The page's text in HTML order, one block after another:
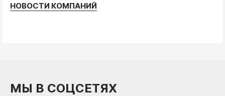
НОВОСТИ КОМПАНИЙ
МЫ В СОЦСЕТЯХ